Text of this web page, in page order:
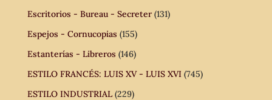
Escritorios - Bureau - Secreter (131)
Espejos - Cornucopias (155)
Estanterías - Libreros (146)
ESTILO FRANCÉS: LUIS XV - LUIS XVI (745)
ESTILO INDUSTRIAL (229)